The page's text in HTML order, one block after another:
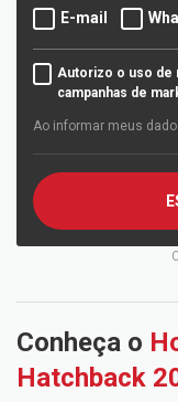
E-mail
Autorizo o uso de
campanhas de
Ao informar meus
Conheça o
Hatchback